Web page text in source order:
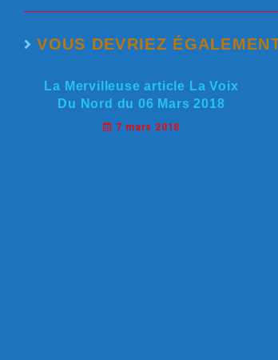
VOUS DEVRIEZ
La Mervilleuse article La Voix
Du Nord du 06 Mars 2018
7 mars 2018